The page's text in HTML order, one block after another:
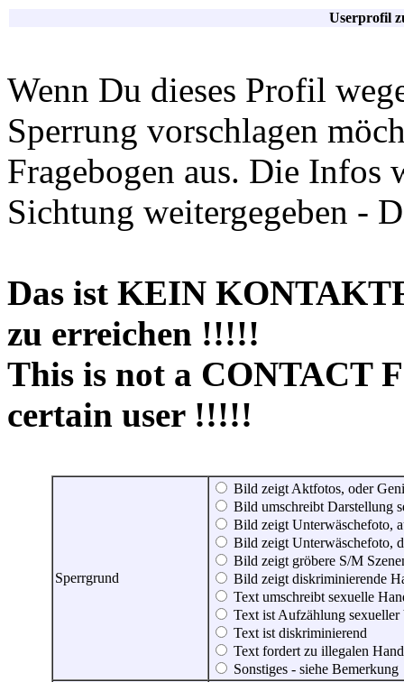
Userprofil
Wenn Du dieses Profil
Sperrung vorschlagen
Fragebogen aus. Die Infos
Sichtung weitergegeben -
Das ist KEIN
zu erreichen !!!!!
This is not a CONTACT
certain user !!!!!
Sperrgrund
Bild zeigt Aktfotos, oder
Bild umschreibt Darstellung
Bild zeigt Unterwäschefoto,
Bild zeigt Unterwäschefoto,
Bild zeigt gröbere S/M
Bild zeigt diskriminierende
Text umschreibt sexuelle
Text ist Aufzählung sexueller
Text ist diskriminierend
Text fordert zu illegalen
Sonstiges - siehe Bemerkung